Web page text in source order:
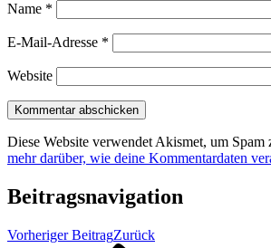
Name *
E-Mail-Adresse *
Website
Diese Website verwendet Akismet, um Spam
mehr darüber, wie deine Kommentardaten
Beitragsnavigation
Vorheriger BeitragZurück